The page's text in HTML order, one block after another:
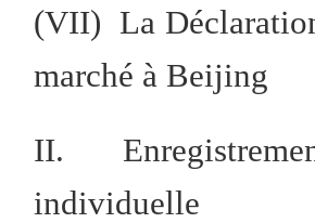
(VII) La
marché à Beijing
II.
individuelle